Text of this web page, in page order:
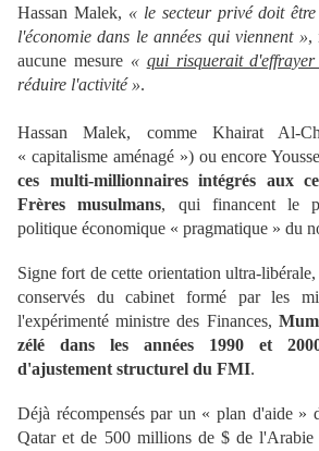
Hassan Malek, « le secteur privé doit
l'économie dans le années qui viennent »,
aucune mesure « qui risquerait d'effrayer
réduire l'activité ».
Hassan Malek, comme Khairat Al-
« capitalisme aménagé ») ou encore
ces multi-millionnaires intégrés aux
Frères musulmans, qui financent le
politique économique « pragmatique » du
Signe fort de cette orientation ultra-
conservés du cabinet formé par les
l'expérimenté ministre des Finances,
zélé dans les années 1990 et
d'ajustement structurel du FMI.
Déjà récompensés par un « plan d'aide »
Qatar et de 500 millions de $ de l'Arabie